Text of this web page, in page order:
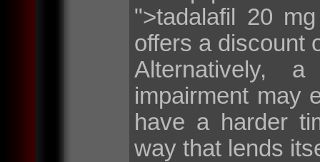
">tadalafil 20
offers a discount
Alternatively,
impairment may
have a harder
way that lends